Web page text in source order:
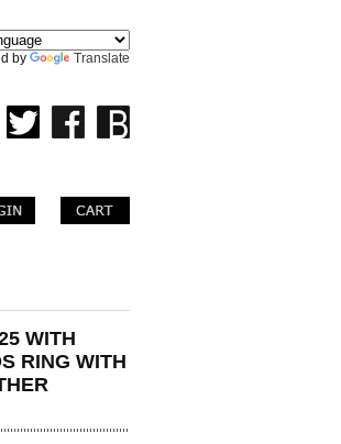
by Translate
WITH
RING WITH